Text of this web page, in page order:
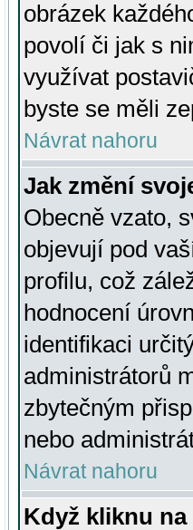
obrázek
povolí či jak s
využívat
byste se měli
Návrat nahoru
Jak změní
Obecně vzato,
objevují pod
profilu, což
hodnocení
identifikaci
administrátorů
zbytečným
nebo
Návrat nahoru
Když kliknu na